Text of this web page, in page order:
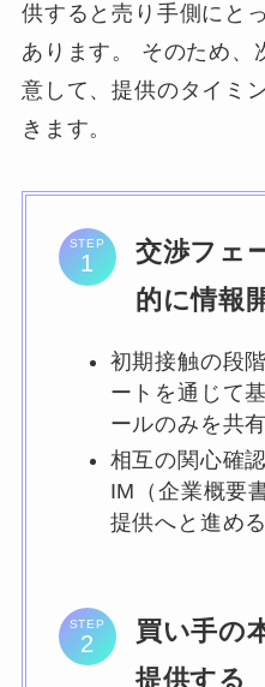
供すると売り手側にと
あります。 そのため、
意して、提供のタイミ
きます。
STEP
交渉フェ
的に情報
初期接触の段
ートを通じて
ールのみを共
相互の関心確
IM（企業概要
提供へと進める
STEP
買い手の
提供する